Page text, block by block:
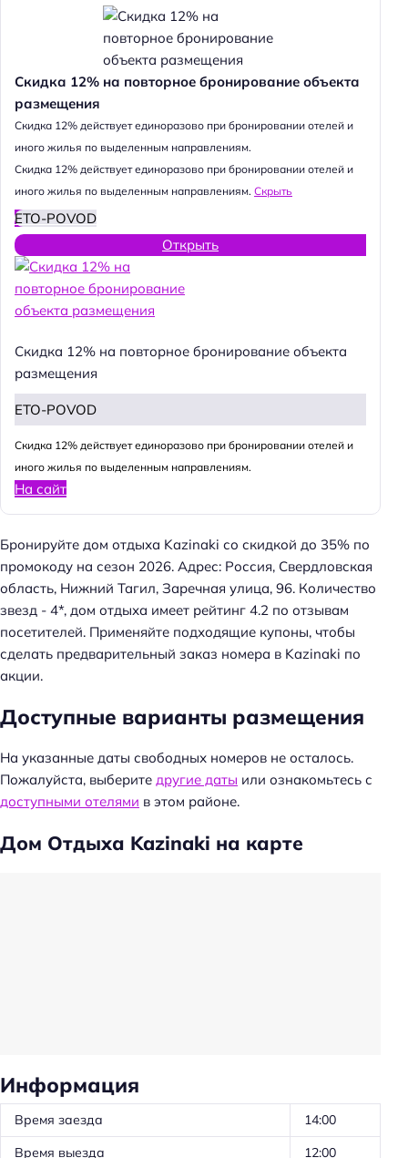
Скидка 12% на повторное бронирование объекта
размещения
Cкидка 12% действует единоразово при бронировании отелей и
иного жилья по выделенным направлениям.
Cкидка 12% действует единоразово при бронировании отелей и
иного жилья по выделенным направлениям. Скрыть
ETO-POVOD
Открыть
Скидка 12% на повторное бронирование объекта
размещения
ETO-POVOD
Cкидка 12% действует единоразово при бронировании отелей и
иного жилья по выделенным направлениям.
На сайт
Бронируйте дом отдыха Kazinaki со скидкой до 35% по
промокоду на сезон 2026. Адрес: Россия, Свердловская
область, Нижний Тагил, Заречная улица, 96. Количество
звезд - 4*, дом отдыха имеет рейтинг 4.2 по отзывам
посетителей. Применяйте подходящие купоны, чтобы
сделать предварительный заказ номера в Kazinaki по
акции.
Доступные варианты размещения
На указанные даты свободных номеров не осталось.
Пожалуйста, выберите другие даты или ознакомьтесь с
доступными отелями в этом районе.
Дом Отдыха Kazinaki на карте
Информация
Время заезда
14:00
Время выезда
12:00
Н
а
й
т
и
: